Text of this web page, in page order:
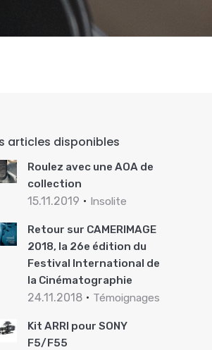
articles disponibles
Roulez avec une AOA de
collection
15.11.2019 Insolite
Retour sur CAMERIMAGE
2018, la 26e édition du
Festival International de
la Cinématographie
24.11.2018 Témoignages
Kit ARRI pour SONY
F5/F55